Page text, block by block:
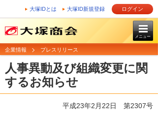
大塚IDとは 大塚ID新規登録 ログイン
メニュー
企業情報 プレスリリース
人事異動及び組織変更に関
するお知らせ
平成23年2月22日 第2307号